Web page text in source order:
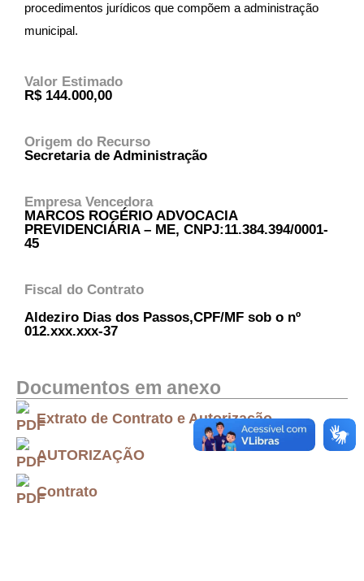
procedimentos jurídicos que compõem a administração
municipal.
Valor Estimado
R$ 144.000,00
Origem do Recurso
Secretaria de Administração
Empresa Vencedora
MARCOS ROGÉRIO ADVOCACIA
PREVIDENCIÁRIA – ME, CNPJ:11.384.394/0001-
45
Fiscal do Contrato
Aldeziro Dias dos Passos,CPF/MF sob o nº
012.xxx.xxx-37
Documentos em anexo
Extrato de Contrato e Autorização
AUTORIZAÇÃO
Contrato